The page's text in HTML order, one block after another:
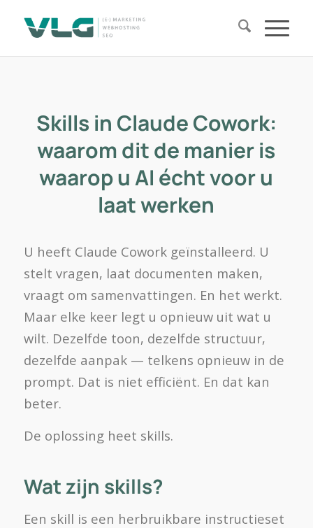
Skills in Claude Cowork:
waarom dit de manier is
waarop u AI écht voor u
laat werken
U heeft Claude Cowork geïnstalleerd. U
stelt vragen, laat documenten maken,
vraagt om samenvattingen. En het werkt.
Maar elke keer legt u opnieuw uit wat u
wilt. Dezelfde toon, dezelfde structuur,
dezelfde aanpak — telkens opnieuw in de
prompt. Dat is niet efficiënt. En dat kan
beter.
De oplossing heet skills.
Wat zijn skills?
Een skill is een herbruikbare instructieset